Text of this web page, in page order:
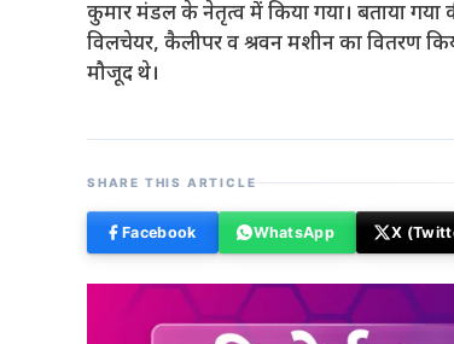
कुमार मंडल के नेतृत्व में किया गया। बताया गया
विलचेयर, कैलीपर व श्रवन मशीन का वितरण
मौजूद थे।
SHARE THIS ARTICLE
Facebook WhatsApp X